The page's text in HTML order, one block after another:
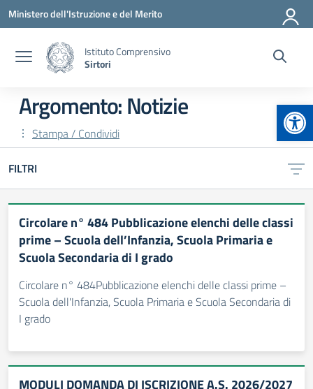
Vai ai contenuti
Vai al menu di navigazione
Vai al footer
Ministero dell'Istruzione e del Merito
Istituto Comprensivo
Sirtori
Argomento: Notizie
Stampa / Condividi
FILTRI
Circolare n° 484 Pubblicazione elenchi delle classi
prime – Scuola dell’Infanzia, Scuola Primaria e
Scuola Secondaria di I grado
Circolare n° 484Pubblicazione elenchi delle classi prime –
Scuola dell'Infanzia, Scuola Primaria e Scuola Secondaria di
I grado
MODULI DOMANDA DI ISCRIZIONE A.S. 2026/2027